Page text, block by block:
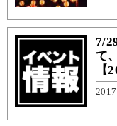
7/
て
【